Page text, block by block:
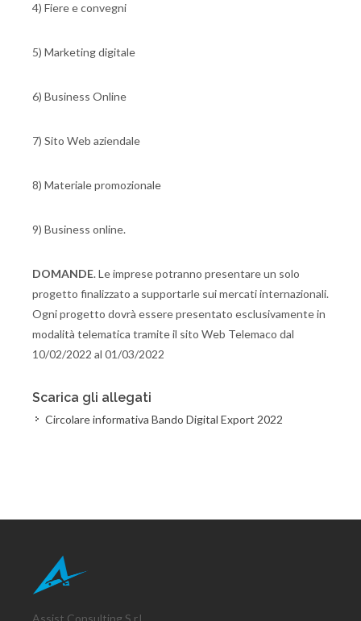
4) Fiere e convegni
5) Marketing digitale
6) Business Online
7) Sito Web aziendale
8) Materiale promozionale
9) Business online.
DOMANDE. Le imprese potranno presentare un solo
progetto finalizzato a supportarle sui mercati internazionali.
Ogni progetto dovrà essere presentato esclusivamente in
modalità telematica tramite il sito Web Telemaco dal
10/02/2022 al 01/03/2022
Scarica gli allegati
Circolare informativa Bando Digital Export 2022
Assist Consulting S.r.l.